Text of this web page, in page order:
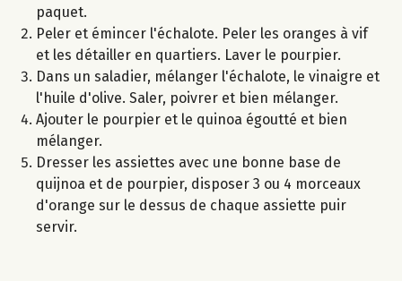
paquet.
Peler et émincer l'échalote. Peler les oranges à vif
et les détailler en quartiers. Laver le pourpier.
Dans un saladier, mélanger l'échalote, le vinaigre et
l'huile d'olive. Saler, poivrer et bien mélanger.
Ajouter le pourpier et le quinoa égoutté et bien
mélanger.
Dresser les assiettes avec une bonne base de
quijnoa et de pourpier, disposer 3 ou 4 morceaux
d'orange sur le dessus de chaque assiette puir
servir.